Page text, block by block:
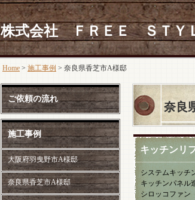
株式会社 ＦＲＥＥ ＳＴＹ
Home > 施工事例 > 奈良県香芝市A様邸
奈良
キッチンリ
システムキッチ
キッチンパネル
シロッコファン
ご依頼の流れ
施工事例
大阪府羽曳野市A様邸
奈良県香芝市A様邸